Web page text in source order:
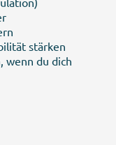
stärken
wenn du dich